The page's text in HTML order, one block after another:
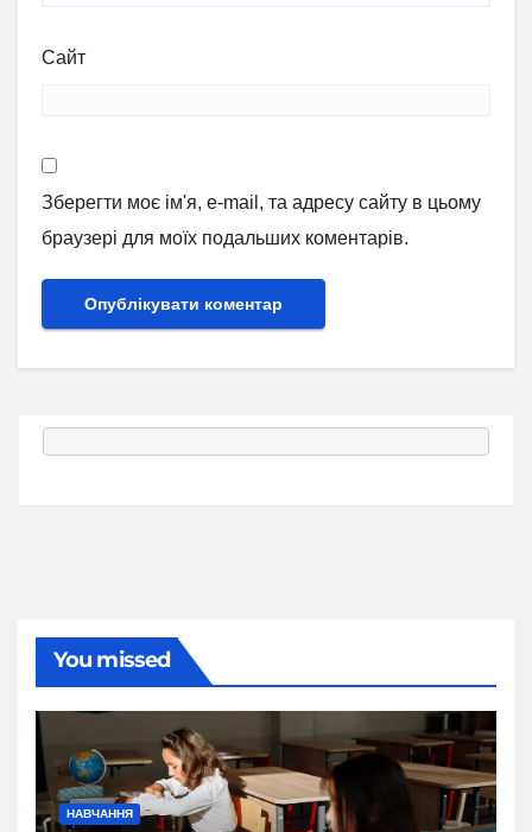
Сайт
Зберегти моє ім'я, e-mail, та адресу сайту в цьому
браузері для моїх подальших коментарів.
You missed
НАВЧАННЯ